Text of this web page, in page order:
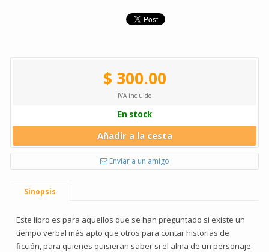
$ 300.00
IVA incluido
En stock
Añadir a la cesta
Enviar a un amigo
Sinopsis
Este libro es para aquellos que se han preguntado si existe un
tiempo verbal más apto que otros para contar historias de
ficción, para quienes quisieran saber si el alma de un personaje